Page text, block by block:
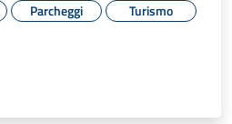
Parcheggi Turismo